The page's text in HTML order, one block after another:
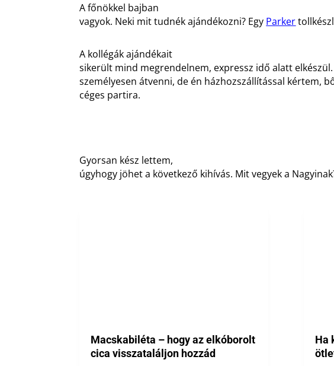
A főnökkel bajban
vagyok. Neki mit tudnék ajándékozni? Egy Parker
A kollégák ajándékait
sikerült mind megrendelnem, expressz idő alatt
személyesen átvenni, de én házhozszállítással kértem,
céges partira.
Gyorsan kész lettem,
úgyhogy jöhet a következő kihívás. Mit vegyek a
Macskabiléta – hogy az elkóborolt
cica visszataláljon hozzád
Ha